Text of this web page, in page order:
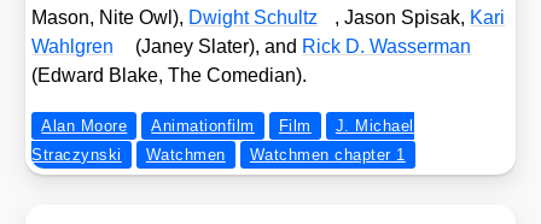
Mason, Nite Owl), Dwight Schultz , Jason Spisak, Kari
Wahl­gren
(Janey Sla­ter), and Rick D. Was­ser­man
(Edward Bla­ke, The Come­di­an).
Alan Moore Animationfilm Film
J. Michael
Straczynski
Watchmen Watchmen chapter 1